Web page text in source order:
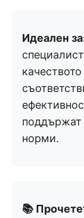
Идеален
поддържат
норми.
📚